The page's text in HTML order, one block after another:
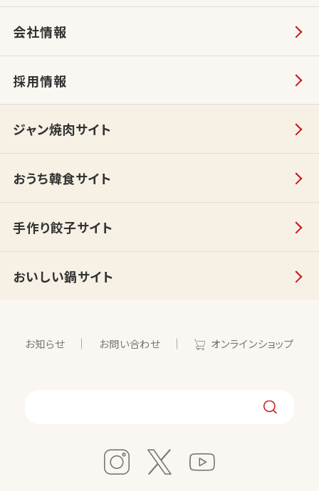
会社情報
採用情報
ジャン焼肉サイト
おうち韓食サイト
手作り餃子サイト
おいしい鍋サイト
お知らせ お問い合わせ オンラインショップ